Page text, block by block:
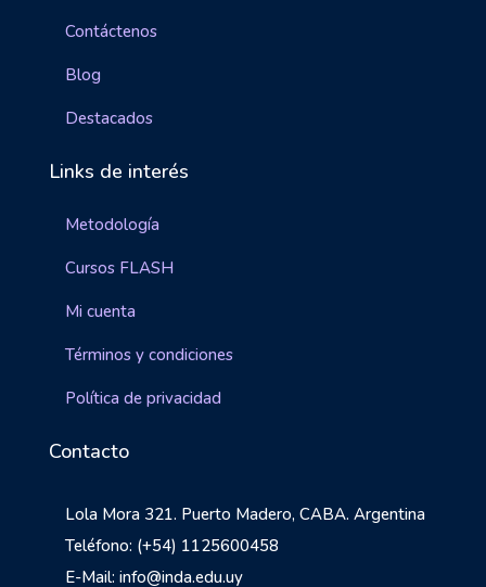
Contáctenos
Blog
Destacados
Links de interés
Metodología
Cursos FLASH
Mi cuenta
Términos y condiciones
Política de privacidad
Contacto
Lola Mora 321. Puerto Madero, CABA. Argentina
Teléfono: (+54) 1125600458
E-Mail: info@inda.edu.uy